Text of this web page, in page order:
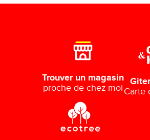
Trouver un magasin
proche de chez moiCarte